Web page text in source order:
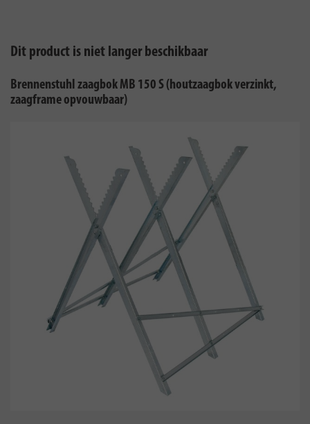
Dit product is niet langer beschikbaar
Brennenstuhl zaagbok MB 150 S (houtzaagbok verzinkt,
zaagframe opvouwbaar)